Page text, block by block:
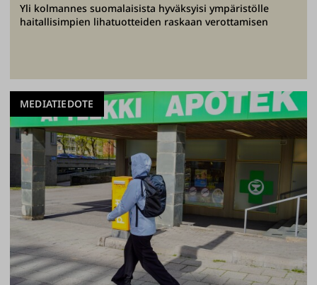
Yli kolmannes suomalaisista hyväksyisi ympäristölle
haitallisimpien lihatuotteiden raskaan verottamisen
MEDIATIEDOTE